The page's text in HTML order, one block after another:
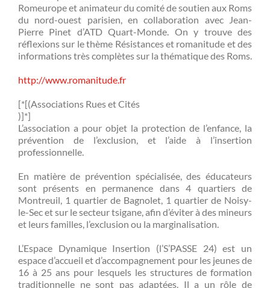
Romeurope et animateur du comité de soutien aux Roms
du nord-ouest parisien, en collaboration avec Jean-
Pierre Pinet d’ATD Quart-Monde. On y trouve des
réflexions sur le thème Résistances et romanitude et des
informations très complètes sur la thématique des Roms.
http://www.romanitude.fr
[*[(Associations Rues et Cités
)]*]
L’association a pour objet la protection de l’enfance, la
prévention de l’exclusion, et l’aide à l’insertion
professionnelle.
En matière de prévention spécialisée, des éducateurs
sont présents en permanence dans 4 quartiers de
Montreuil, 1 quartier de Bagnolet, 1 quartier de Noisy-
le-Sec et sur le secteur tsigane, afin d’éviter à des mineurs
et leurs familles, l’exclusion ou la marginalisation.
L’Espace Dynamique Insertion (l’S’PASSE 24) est un
espace d’accueil et d’accompagnement pour les jeunes de
16 à 25 ans pour lesquels les structures de formation
traditionnelle ne sont pas adaptées. Il a un rôle de